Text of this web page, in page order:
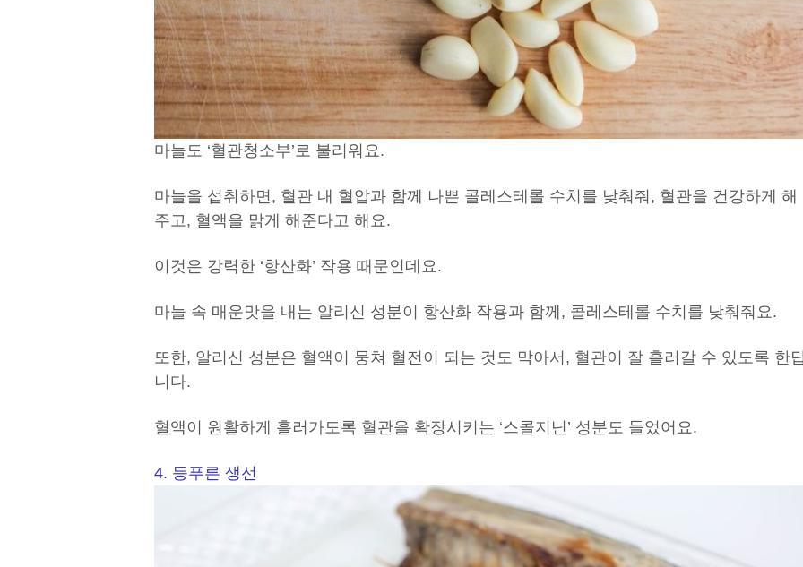
마늘도 ‘혈관청소부’로 불리워요.
마늘을 섭취하면, 혈관 내 혈압과 함께 나쁜 콜레스테롤 수치를 낮춰줘, 혈관을 건강하게 해
주고, 혈액을 맑게 해준다고 해요.
이것은 강력한 ‘항산화’ 작용 때문인데요.
마늘 속 매운맛을 내는 알리신 성분이 항산화 작용과 함께, 콜레스테롤 수치를 낮춰줘요.
또한, 알리신 성분은 혈액이 뭉쳐 혈전이 되는 것도 막아서, 혈관이 잘 흘러갈 수 있도록 한
니다.
혈액이 원활하게 흘러가도록 혈관을 확장시키는 ‘스콜지닌’ 성분도 들었어요.
4. 등푸른 생선